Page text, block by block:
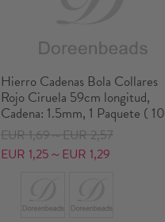
Hierro Cadenas Bola Collares
Rojo Ciruela 59cm longitud,
Cadena: 1.5mm, 1 Paquete ( 10
Unidades/Paquete)
EUR 1,69～EUR 2,57
EUR 1,25～EUR 1,29